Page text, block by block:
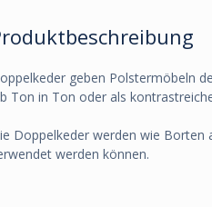
geben Polstermöbeln
Ton in Ton oder als
Doppelkeder werden wie Borten
werden können.